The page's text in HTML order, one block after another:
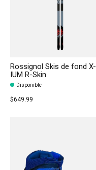
Rossignol Skis de fond X-
IUM R-Skin
Disponible
$649.99